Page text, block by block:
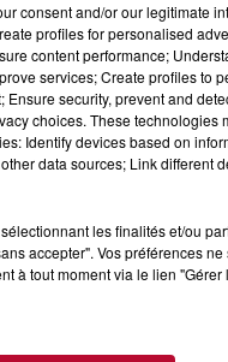
IA génératives sur
étaient restés
sur un rythme
les
consent and/or our legitimate
profiles for personalised
content performance;
services; Create profiles to
security, prevent and
choices. These technologies
Identify devices based on
data sources; Link different
les finalités et/ou
accepter". Vos préférences
à tout moment via le lien